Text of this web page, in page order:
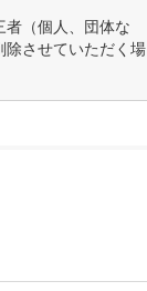
者（個人、団体な
除させていただく場